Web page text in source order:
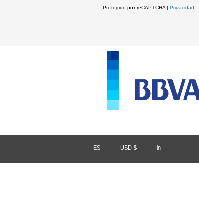
Protegido por reCAPTCHA | Privacidad -
ES USD $ in